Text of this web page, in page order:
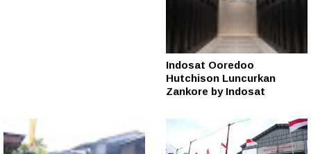
Indosat Ooredoo
Hutchison Luncurkan
Zankore by Indosat